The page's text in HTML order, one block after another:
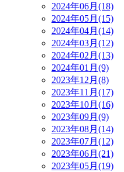
2024年06月(18)
2024年05月(15)
2024年04月(14)
2024年03月(12)
2024年02月(13)
2024年01月(9)
2023年12月(8)
2023年11月(17)
2023年10月(16)
2023年09月(9)
2023年08月(14)
2023年07月(12)
2023年06月(21)
2023年05月(19)